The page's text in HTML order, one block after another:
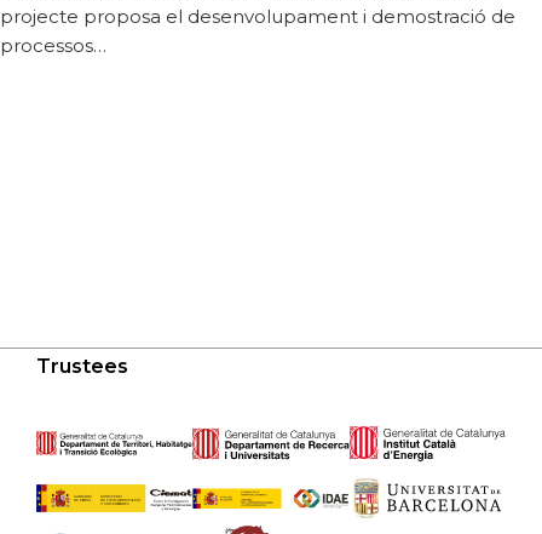
projecte proposa el desenvolupament i demostració de
processos…
Trustees